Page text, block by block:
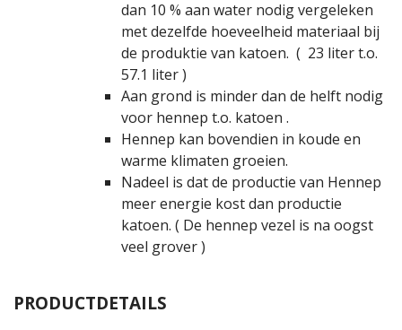
dan 10 % aan water nodig vergeleken
met dezelfde hoeveelheid materiaal bij
de produktie van katoen. ( 23 liter t.o.
57.1 liter )
Aan grond is minder dan de helft nodig
voor hennep t.o. katoen .
Hennep kan bovendien in koude en
warme klimaten groeien.
Nadeel is dat de productie van Hennep
meer energie kost dan productie
katoen. ( De hennep vezel is na oogst
veel grover )
PRODUCTDETAILS